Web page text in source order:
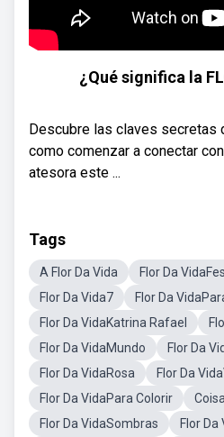
¿Qué significa la
Descubre las claves secretas
como comenzar a conectar
atesora este ...
Tags
A Flor Da Vida Flor Da
Flor Da Vida7
Flor Da
Flor Da VidaKatrina Rafael
Flor Da VidaMundo
Flor Da
Flor Da VidaRosa
Flor Da
Flor Da VidaPara Colorir
Flor Da VidaSombras
Flor Da